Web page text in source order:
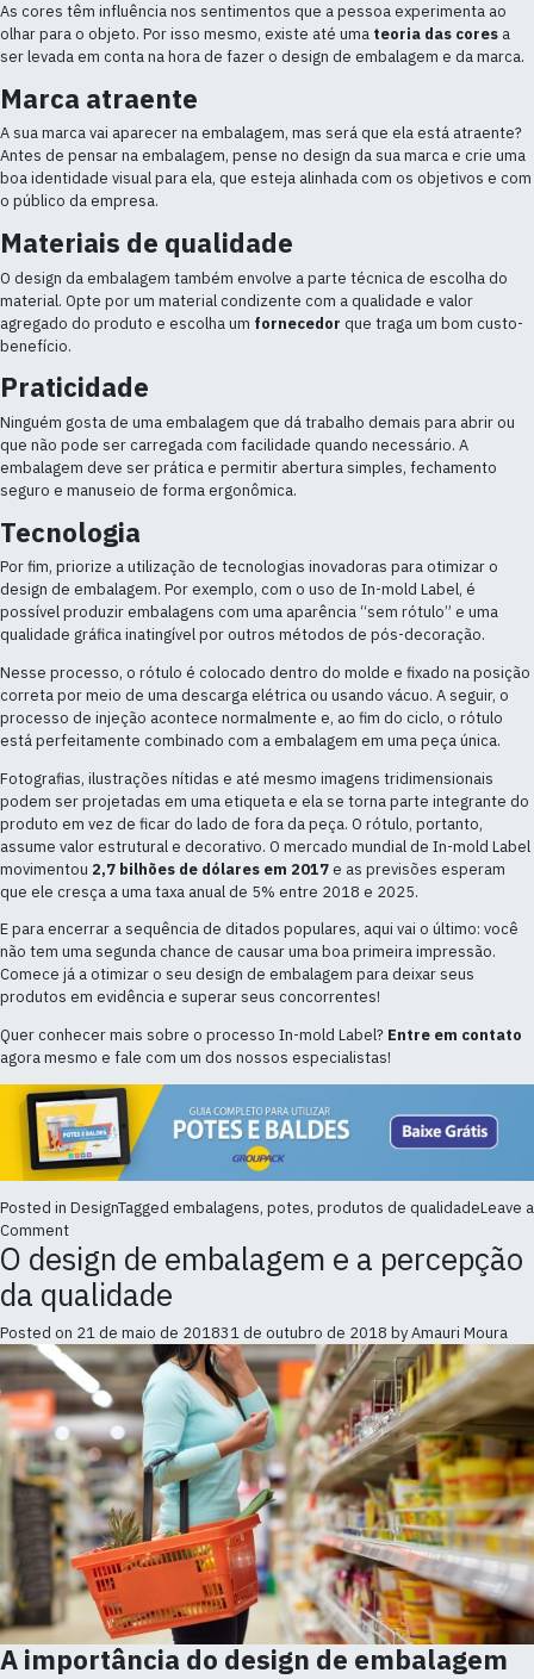
As cores têm influência nos sentimentos que a pessoa experimenta ao
olhar para o objeto. Por isso mesmo, existe até uma teoria das cores a
ser levada em conta na hora de fazer o design de embalagem e da marca.
Marca atraente
A sua marca vai aparecer na embalagem, mas será que ela está atraente?
Antes de pensar na embalagem, pense no design da sua marca e crie uma
boa identidade visual para ela, que esteja alinhada com os objetivos e com
o público da empresa.
Materiais de qualidade
O design da embalagem também envolve a parte técnica de escolha do
material. Opte por um material condizente com a qualidade e valor
agregado do produto e escolha um fornecedor que traga um bom custo-
benefício.
Praticidade
Ninguém gosta de uma embalagem que dá trabalho demais para abrir ou
que não pode ser carregada com facilidade quando necessário. A
embalagem deve ser prática e permitir abertura simples, fechamento
seguro e manuseio de forma ergonômica.
Tecnologia
Por fim, priorize a utilização de tecnologias inovadoras para otimizar o
design de embalagem. Por exemplo, com o uso de In-mold Label, é
possível produzir embalagens com uma aparência “sem rótulo” e uma
qualidade gráfica inatingível por outros métodos de pós-decoração.
Nesse processo, o rótulo é colocado dentro do molde e fixado na posição
correta por meio de uma descarga elétrica ou usando vácuo. A seguir, o
processo de injeção acontece normalmente e, ao fim do ciclo, o rótulo
está perfeitamente combinado com a embalagem em uma peça única.
Fotografias, ilustrações nítidas e até mesmo imagens tridimensionais
podem ser projetadas em uma etiqueta e ela se torna parte integrante do
produto em vez de ficar do lado de fora da peça. O rótulo, portanto,
assume valor estrutural e decorativo. O mercado mundial de In-mold Label
movimentou 2,7 bilhões de dólares em 2017e as previsões esperam
que ele cresça a uma taxa anual de 5% entre 2018 e 2025.
E para encerrar a sequência de ditados populares, aqui vai o último: você
não tem uma segunda chance de causar uma boa primeira impressão.
Comece já a otimizar o seu design de embalagem para deixar seus
produtos em evidência e superar seus concorrentes!
Quer conhecer mais sobre o processo In-mold Label? Entre em contato
agora mesmo e fale com um dos nossos especialistas!
Posted in DesignTagged embalagens, potes, produtos de qualidadeLeave a
Commenton
Design
de
embalagem:
o
rótulo
influencia
o
consumidor?
O design de embalagem e a percepção
da qualidade
Posted on 21 de maio de 201831 de outubro de 2018 byAmauri Moura
A importância do design de embalagem